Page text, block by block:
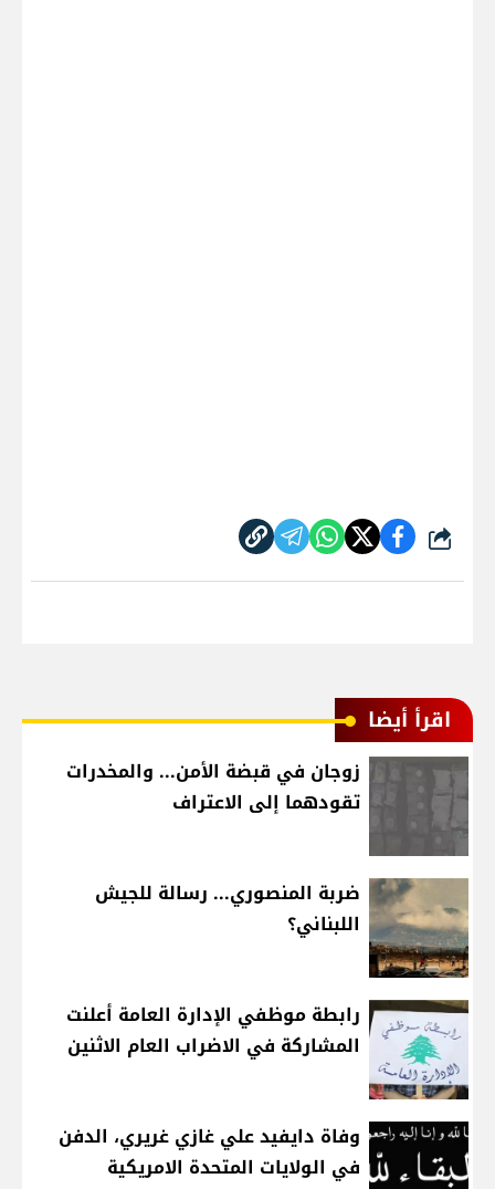
شارك
اقرأ أيضا
زوجان في قبضة الأمن... والمخدرات
تقودهما إلى الاعتراف
ضربة المنصوري... رسالة للجيش
اللبناني؟
رابطة موظفي الإدارة العامة أعلنت
المشاركة في الاضراب العام الاثنين
وفاة دايفيد علي غازي غريري، الدفن
في الولايات المتحدة الامريكية